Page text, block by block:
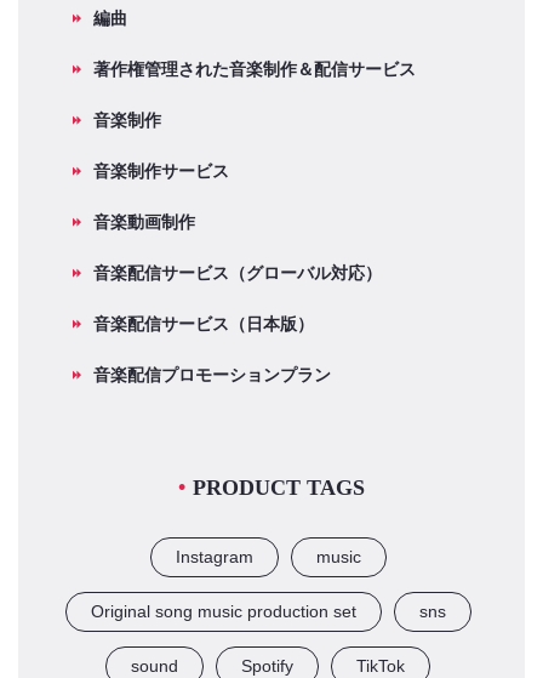
編曲
著作権管理された音楽制作＆配信サービス
音楽制作
音楽制作サービス
音楽動画制作
音楽配信サービス（グローバル対応）
音楽配信サービス（日本版）
音楽配信プロモーションプラン
PRODUCT TAGS
Instagram music
Original song music production set sns
sound Spotify TikTok